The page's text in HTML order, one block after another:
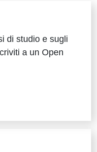
di studio e sugli
a un Open